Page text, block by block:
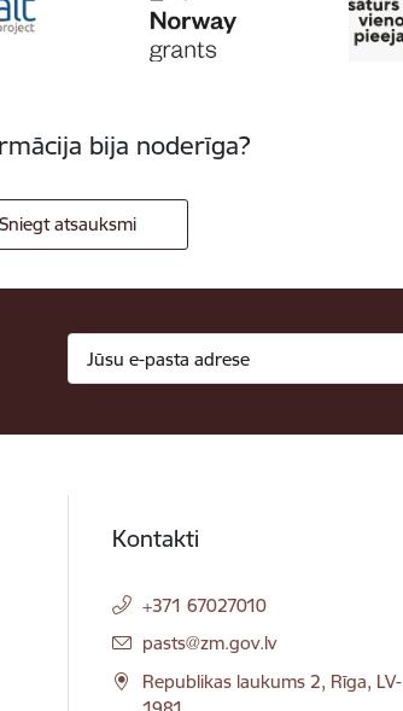
bija noderīga?
Sniegt atsauksmi
Kontakti
+371 67027010
E-pasts:
pasts@zm.gov.lv
Republikas laukums 2, Rīga, LV-